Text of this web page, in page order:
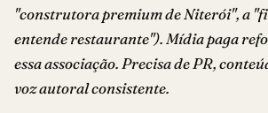
"construtora premium de Niterói", a
entende restaurante"). Mídia paga
essa associação. Precisa de PR,
voz autoral consistente.